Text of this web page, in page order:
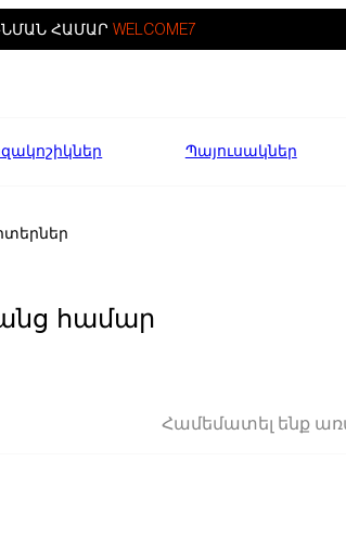
ՀԱՄԱՐ WELCOME7
Պայուսակներ
համար
Համեմատել ենք